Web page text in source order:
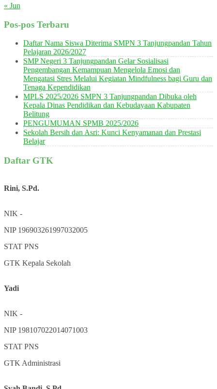
« Jun
Pos-pos Terbaru
Daftar Nama Siswa Diterima SMPN 3 Tanjungpandan Tahun
Pelajaran 2026/2027
SMP Negeri 3 Tanjungpandan Gelar Sosialisasi
Pengembangan Kemampuan Mengelola Emosi dan
Mengatasi Stres Melalui Kegiatan Mindfulness bagi Guru dan
Tenaga Kependidikan
MPLS 2025/2026 SMPN 3 Tanjungpandan Dibuka oleh
Kepala Dinas Pendidikan dan Kebudayaan Kabupaten
Belitung
PENGUMUMAN SPMB 2025/2026
Sekolah Bersih dan Asri: Kunci Kenyamanan dan Prestasi
Belajar
Daftar GTK
Rini, S.Pd.
NIK -
NIP 196903261997032005
STAT PNS
GTK Kepala Sekolah
Yadi
NIK -
NIP 198107022014071003
STAT PNS
GTK Administrasi